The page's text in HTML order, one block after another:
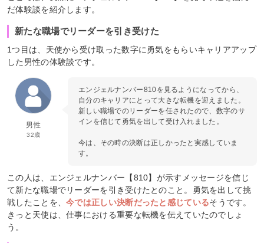
だ体験談を紹介します。
新たな職場でリーダーを引き受けた
1つ目は、天使から受け取った数字に勇気をもらいキャリアアップ
した男性の体験談です。
男性
32歳
エンジェルナンバー810を見るようになってから、
自分のキャリアにとって大きな転機を迎えました。
新しい職場でのリーダーを任されたので、数字のサ
インを信じて勇気を出して受け入れました。
今は、その時の決断は正しかったと実感していま
す。
この人は、エンジェルナンバー【810】が示すメッセージを信じ
て新たな職場でリーダーを引き受けたとのこと。勇気を出して挑
戦したことを、今では正しい決断だったと感じているそうです。
きっと天使は、仕事における重要な転機を伝えていたのでしょ
う。